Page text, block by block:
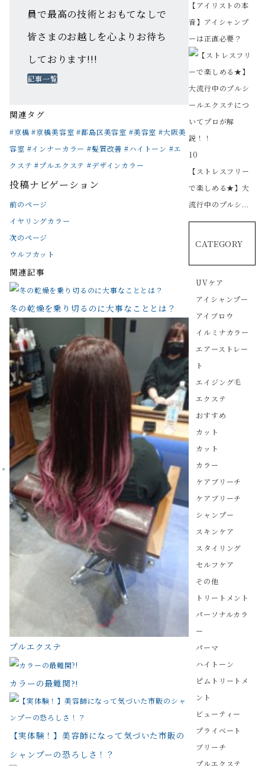
員で最高の技術とおもてなしで
皆さまのお越しを心よりお待ち
しております!!!
記事一覧
関連タグ
#京橋 #京橋美容室 #都島区美容室 #美容室 #大阪美
容室 #インナーカラー #髪質改善 #ハイトーン #エ
クステ #プルエクステ #デザインカラー
投稿ナビゲーション
前のページ
イヤリングカラー
次のページ
ウルフカット
関連記事
冬の乾燥を乗り切るのに大事なこととは？
プルエクステ
カラーの最難関?!
【実体験！】美容師になって気づいた市販の
シャンプーの恐ろしさ！？
【アイリストの本
音】アイシャンプ
ーは正直必要？
10
【ストレスフリー
で楽しめる★】大
流行中のプルシ...
CATEGORY
UVケア
アイシャンプー
アイブロウ
イルミナカラー
エアーストレー
ト
エイジング毛
エクステ
おすすめ
カット
カット
カラー
ケアブリーチ
ケアブリーチ
シャンプー
スキンケア
スタイリング
セルフケア
その他
トリートメント
パーソナルカラ
ー
パーマ
ハイトーン
ピムトリートメ
ント
ビューティー
プライベート
ブリーチ
プルエクステ